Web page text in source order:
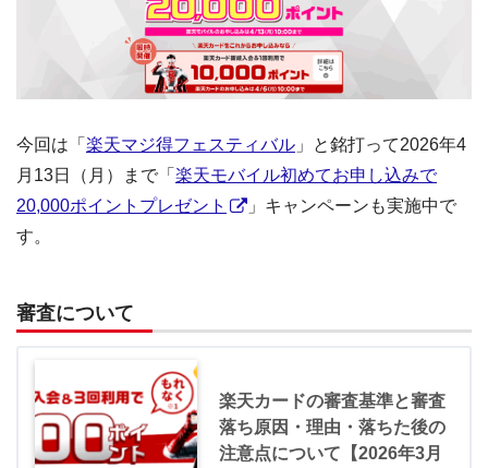
今回は「 楽天マジ得フェスティバル 」と銘打って2026年4
月13日（月）まで「 楽天モバイル初めてお申し込みで
20,000ポイントプレゼント
」キャンペーンも実施中で
す。
審査について
楽天カードの審査基準と審査
落ち原因・理由・落ちた後の
注意点について【2026年3月